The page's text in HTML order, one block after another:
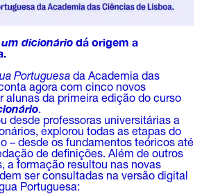
dicionário dá origem a
Portuguesa da Academia das
agora com cinco novos
alunas da primeira edição do curso
.
desde professoras universitárias a
explorou todas as etapas do
– desde os fundamentos teóricos até
de definições. Além de outros
a formação resultou nas novas
ser consultadas na versão digital
Portuguesa: